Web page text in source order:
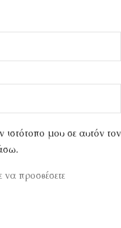
μου σε αυτόν τον
να προσθέσετε